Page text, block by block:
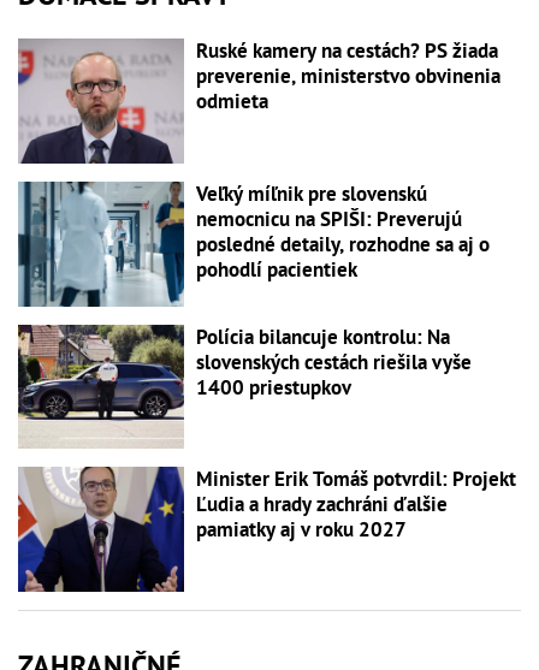
Ruské kamery na cestách? PS žiada
preverenie, ministerstvo obvinenia
odmieta
Veľký míľnik pre slovenskú
nemocnicu na SPIŠI: Preverujú
posledné detaily, rozhodne sa aj o
pohodlí pacientiek
Polícia bilancuje kontrolu: Na
slovenských cestách riešila vyše
1400 priestupkov
Minister Erik Tomáš potvrdil: Projekt
Ľudia a hrady zachráni ďalšie
pamiatky aj v roku 2027